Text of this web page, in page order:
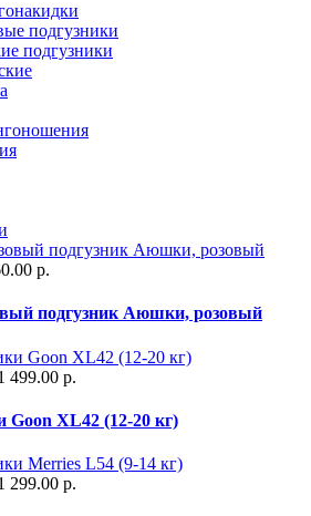
подгузники
подгузники
р.
подгузник Аюшки, розовый
499.00 р.
Goon XL42 (12-20 кг)
299.00 р.